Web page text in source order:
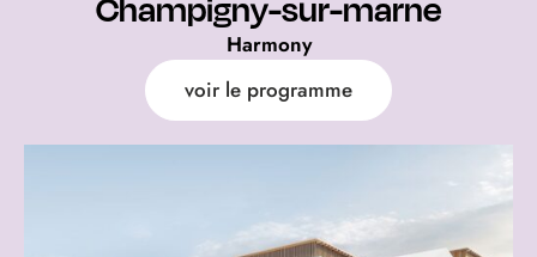
Champigny-sur-marne
Harmony
voir le programme